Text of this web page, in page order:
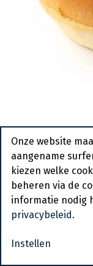
3035
Diversi
Bestelartikel
Vraag een
Algemene
30-dagen geld
Onze website
aangename
kiezen welke
beheren via de
informatie nodig
privacybeleid .
Instellen